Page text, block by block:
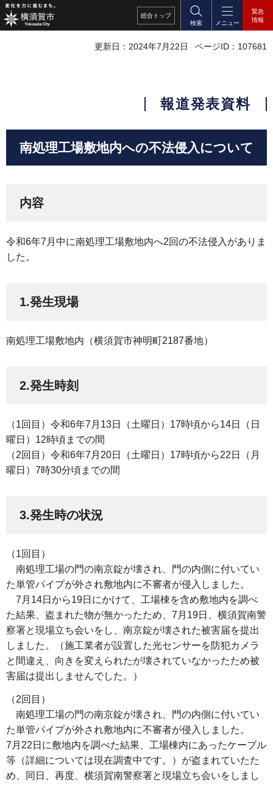
総合 トップ
検索
メニュー
緊急
情報
更新日：2024年7月22日 ページID：107681
報道発表資料
南処理工場敷地内への不法侵入について
内容
令和6年7月中に南処理工場敷地内へ2回の不法侵入がありま
した。
1.発生現場
南処理工場敷地内（横須賀市神明町2187番地）
2.発生時刻
（1回目）令和6年7月13日（土曜日）17時頃から14日（日
曜日）12時頃までの間
（2回目）令和6年7月20日（土曜日）17時頃から22日（月
曜日）7時30分頃までの間
3.発生時の状況
（1回目）
南処理工場の門の南京錠が壊され、門の内側に付いてい
た単管パイプが外され敷地内に不審者が侵入しました。
7月14日から19日にかけて、工場棟を含め敷地内を調べ
た結果、盗まれた物が無かったため、7月19日、横須賀南警
察署と現場立ち会いをし、南京錠が壊された被害届を提出
しました。（施工業者が設置した光センサーを防犯カメラ
と間違え、向きを変えられたが壊されていなかったため被
害届は提出しませんでした。）
（2回目）
南処理工場の門の南京錠が壊され、門の内側に付いてい
た単管パイプが外され敷地内に不審者が侵入しました。
7月22日に敷地内を調べた結果、工場棟内にあったケーブル
等（詳細については現在調査中です。）が盗まれていたた
め、同日、再度、横須賀南警察署と現場立ち会いをしまし